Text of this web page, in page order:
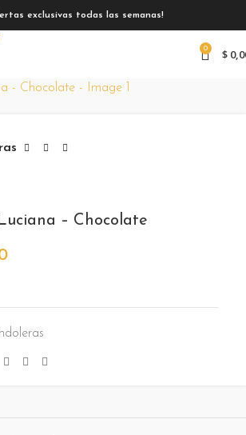
exclusivas todas las semanas!
0 $
– Chocolate